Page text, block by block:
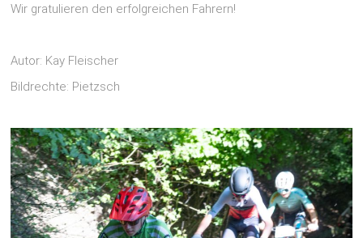
Wir gratulieren den erfolgreichen Fahrern!
Autor: Kay Fleischer
Bildrechte: Pietzsch